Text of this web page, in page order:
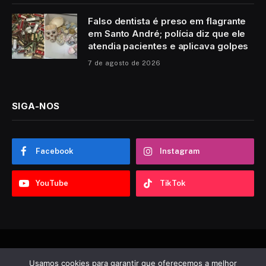
Falso dentista é preso em flagrante
em Santo André; polícia diz que ele
atendia pacientes e aplicava golpes
7 de agosto de 2026
SIGA-NOS
Facebook Instagram
YouTube TikTok
© 2026 Sobre ABC. Desenvolvido por Tooncadilhos
Usamos cookies para garantir que oferecemos a melhor